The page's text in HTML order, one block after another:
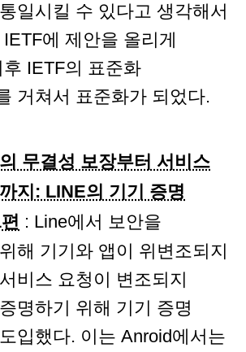
일시킬 수 있다고 생각해서
에 제안을 올리게
IETF의 표준화
거쳐서 표준화가 되었다.
무결성 보장부터 서비스
지: LINE의 기기 증명
: Line에서 보안을
해 기기와 앱이 위변조되지
비스 요청이 변조되지
명하기 위해 기기 증명
입했다. 이는 Anroid에서는